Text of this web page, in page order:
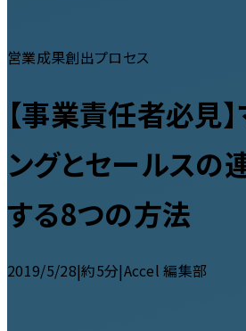
営業成果創出プロセス
【事業責任者必見
ングとセールスの
する8つの方法
2019/5/28|約5分|Accel 編集部